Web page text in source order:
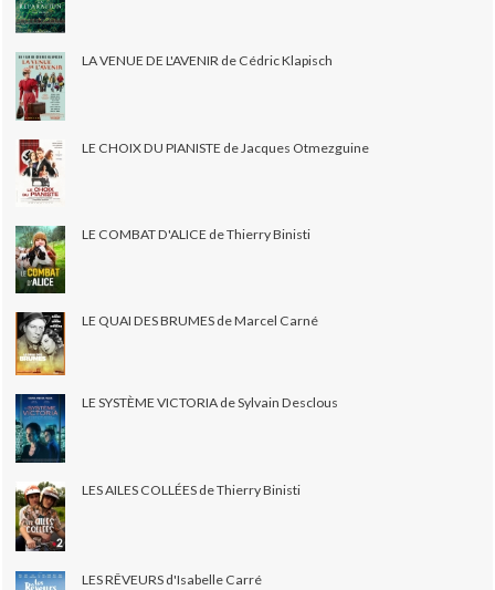
LA VENUE DE L'AVENIR de Cédric Klapisch
LE CHOIX DU PIANISTE de Jacques Otmezguine
LE COMBAT D'ALICE de Thierry Binisti
LE QUAI DES BRUMES de Marcel Carné
LE SYSTÈME VICTORIA de Sylvain Desclous
LES AILES COLLÉES de Thierry Binisti
LES RÊVEURS d'Isabelle Carré